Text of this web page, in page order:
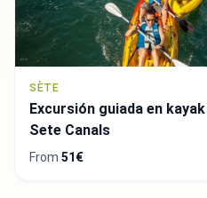
SÈTE
Excursión guiada en
Sete Canals
From 51€